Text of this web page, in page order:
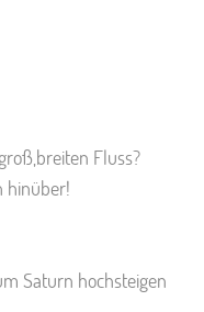
Fluss?
hinüber!
Saturn hochsteigen